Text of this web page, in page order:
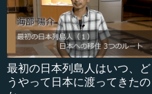
最初の日本列島人はいつ、ど
うやって日本に渡ってきたの